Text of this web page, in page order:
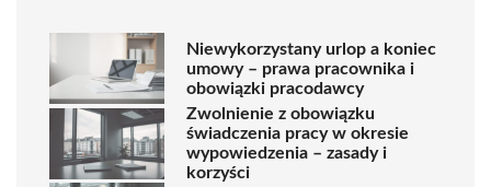
Niewykorzystany urlop a koniec
umowy – prawa pracownika i
obowiązki pracodawcy
Zwolnienie z obowiązku
świadczenia pracy w okresie
wypowiedzenia – zasady i
korzyści